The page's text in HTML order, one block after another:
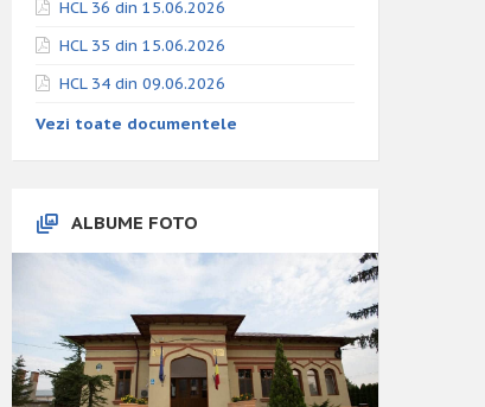
HCL 36 din 15.06.2026
HCL 35 din 15.06.2026
HCL 34 din 09.06.2026
Vezi toate documentele
ALBUME FOTO